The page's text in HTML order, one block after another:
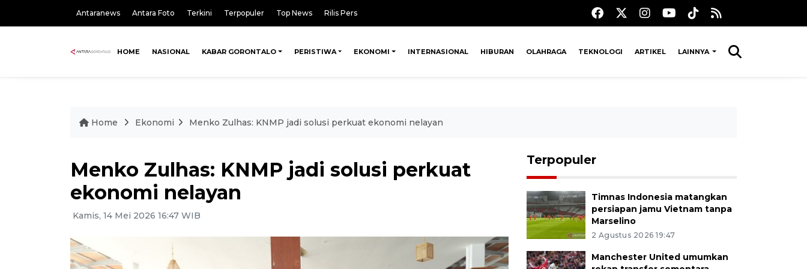
Antaranews Antara Foto Terkini Terpopuler Top News Rilis Pers
HOME NASIONAL KABAR GORONTALO PERISTIWA EKONOMI INTERNASIONAL HIBURAN OLAHRAGA TEKNOLOGI ARTIKEL LAINNYA
Home Ekonomi Menko Zulhas: KNMP jadi solusi perkuat ekonomi nelayan
Menko Zulhas: KNMP jadi solusi perkuat
ekonomi nelayan
Kamis, 14 Mei 2026 16:47 WIB
Terpopuler
Timnas Indonesia matangkan
persiapan jamu Vietnam tanpa
Marselino
2 Agustus 2026 19:47
Manchester United umumkan